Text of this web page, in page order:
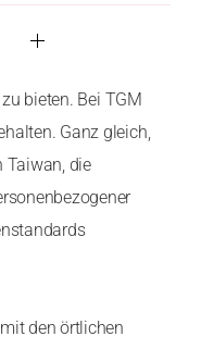
bieten. Bei TGM
Ganz gleich,
Taiwan, die
den örtlichen